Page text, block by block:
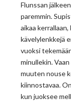
Flunssan
paremmin.
aikaa
kävelylenkkejä
vuoksi
minullekin.
muuten nouse
kiinnostavaa.
kun juoksee